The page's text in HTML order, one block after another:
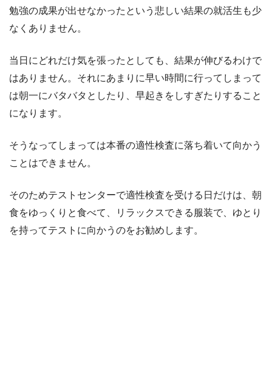
勉強の成果が出せなかったという悲しい結果の就活生も少
なくありません。
当日にどれだけ気を張ったとしても、結果が伸びるわけで
はありません。それにあまりに早い時間に行ってしまって
は朝一にバタバタとしたり、早起きをしすぎたりすること
になります。
そうなってしまっては本番の適性検査に落ち着いて向かう
ことはできません。
そのためテストセンターで適性検査を受ける日だけは、朝
食をゆっくりと食べて、リラックスできる服装で、ゆとり
を持ってテストに向かうのをお勧めします。